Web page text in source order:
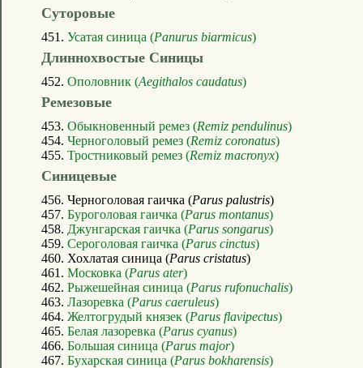
Суторовые
451. Усатая синица (Panurus biarmicus)
Длиннохвостые Синицы
452. Ополовник (Aegithalos caudatus)
Ремезовые
453. Обыкновенный ремез (Remiz pendulinus)
454. Черноголовый ремез (Remiz coronatus)
455. Тростниковый ремез (Remiz macronyx)
Синицевые
456. Черноголовая гаичка (Parus palustris)
457. Буроголовая гаичка (Parus montanus)
458. Джунгарская гаичка (Parus songarus)
459. Сероголовая гаичка (Parus cinctus)
460. Хохлатая синица (Parus cristatus)
461. Московка (Parus ater)
462. Рыжешейная синица (Parus rufonuchalis)
463. Лазоревка (Parus caeruleus)
464. Желтогрудый князек (Parus flavipectus)
465. Белая лазоревка (Parus cyanus)
466. Большая синица (Parus major)
467. Бухарская синица (Parus bokharensis)